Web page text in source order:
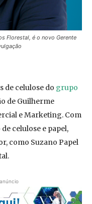
Florestal, é o novo Gerente
de celulose do grupo
de Guilherme
e Marketing. Com
celulose e papel,
como Suzano Papel